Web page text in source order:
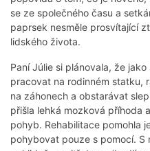
se ze společného času a
paprsek nesměle prosvítající
lidského života.
Paní Júlie si plánovala, že
pracovat na rodinném statku,
na záhonech a obstarávat
přišla lehká mozková příhoda
pohyb. Rehabilitace pomohla
pohybovat pouze s pomocí. S